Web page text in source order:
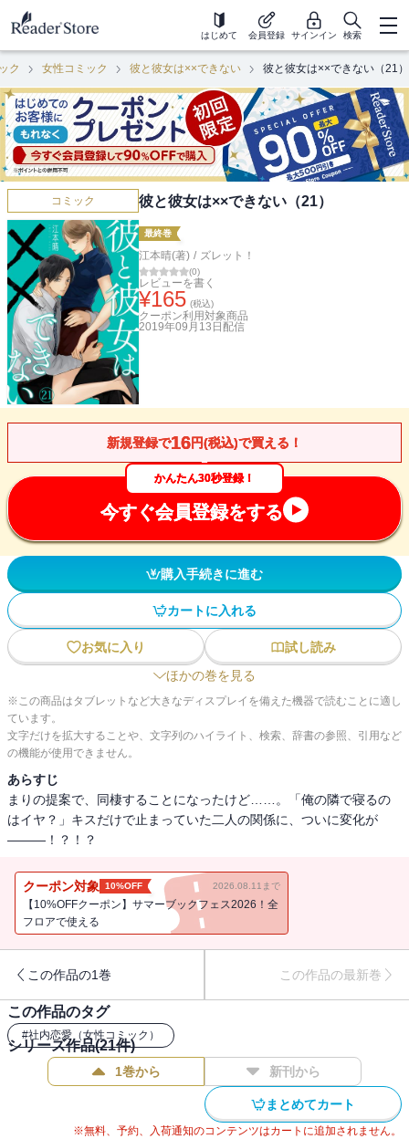
はじめて 会員登録 サインイン 検索
ク 女性コミック 彼と彼女は××できない 彼と彼女は××できない（21）
コミック 彼と彼女は××できない（21）
最終巻
江本晴(著) / ズレット！
(0)
レビューを書く
¥165 (税込)
クーポン利用対象商品
2019年09月13日 配信
新規登録で16円(税込)で買える！
かんたん30秒登録！
今すぐ会員登録をする
購入手続きに進む
カートに入れる
お気に入り
試し読み
ほかの巻を見る
※この商品はタブレットなど大きなディスプレイを備えた機器で読むことに適し
ています。
文字だけを拡大することや、文字列のハイライト、検索、辞書の参照、引用など
の機能が使用できません。
あらすじ
まりの提案で、同棲することになったけど……。「俺の隣で寝るの
はイヤ？」キスだけで止まっていた二人の関係に、ついに変化が
―――！？！？
クーポン対象 10%OFF 2026.08.11まで
【10%OFFクーポン】サマーブックフェス2026！全
フロアで使える
この作品の1巻 この作品の最新巻
この作品のタグ
#社内恋愛（女性コミック）
シリーズ作品(21件)
1巻から 新刊から
まとめてカート
※無料、予約、入荷通知のコンテンツはカートに追加されません。